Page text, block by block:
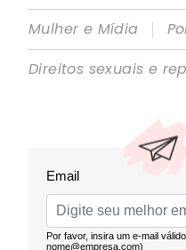
Mulher e Mídia
|
Direitos sexuais e